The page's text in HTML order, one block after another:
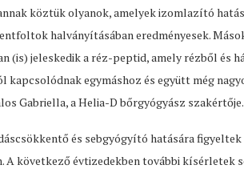
köztük olyanok, amelyek izomlazító
halványításában eredményesek.
(is) jeleskedik a réz-peptid, amely rézből és
kapcsolódnak egymáshoz és együtt még
Gabriella, a Helia-D bőrgyógyász szakértője.
és sebgyógyító hatására
A következő évtizedekben további